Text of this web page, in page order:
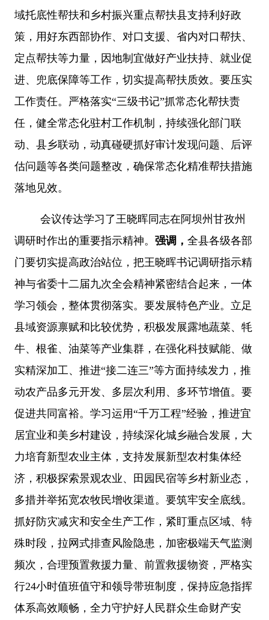
域托底性帮扶和乡村振兴重点帮扶县支持利好政
策，用好东西部协作、对口支援、省内对口帮扶、
定点帮扶等力量，因地制宜做好产业扶持、就业促
进、兜底保障等工作，切实提高帮扶质效。要压实
工作责任。严格落实“三级书记”抓常态化帮扶责
任，健全常态化驻村工作机制，持续强化部门联
动、县乡联动，动真碰硬抓好审计发现问题、后评
估问题等各类问题整改，确保常态化精准帮扶措施
落地见效。
会议传达学习了王晓晖同志在阿坝州甘孜州
调研时作出的重要指示精神。 强调， 全县各级各部
门要切实提高政治站位，把王晓晖书记调研指示精
神与省委十二届九次全会精神紧密结合起来，一体
学习领会，整体贯彻落实。要发展特色产业。立足
县域资源禀赋和比较优势，积极发展露地蔬菜、牦
牛、根雀、油菜等产业集群，在强化科技赋能、做
实精深加工、推进“接二连三”等方面持续发力，推
动农产品多元开发、多层次利用、多环节增值。要
促进共同富裕。学习运用“千万工程”经验，推进宜
居宜业和美乡村建设，持续深化城乡融合发展，大
力培育新型农业主体，支持发展新型农村集体经
济，积极探索景观农业、田园民宿等乡村新业态，
多措并举拓宽农牧民增收渠道。要筑牢安全底线。
抓好防灾减灾和安全生产工作，紧盯重点区域、特
殊时段，拉网式排查风险隐患，加密极端天气监测
频次，合理预置救援力量、前置救援物资，严格实
行24小时值班值守和领导带班制度，保持应急指挥
体系高效顺畅，全力守护好人民群众生命财产安